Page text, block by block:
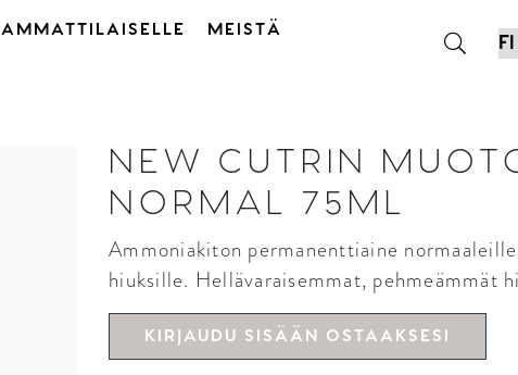
AMMATTILAISELLE
MEISTÄ
NEW CUTRIN
NORMAL 75ML
Ammoniakiton permanenttiaine
hiuksille. Hellävaraisemmat, pehmeämmät
KIRJAUDU SISÄÄN OSTAAKSESI